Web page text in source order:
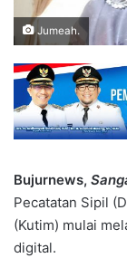
Jumeah.
Bujurnews,
Pecatatan Sipil
(Kutim) mulai
digital.